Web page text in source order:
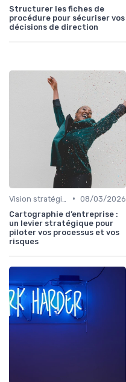
Structurer les fiches de
procédure pour sécuriser vos
décisions de direction
• 08/03/2026
Cartographie d’entreprise :
un levier stratégique pour
piloter vos processus et vos
risques